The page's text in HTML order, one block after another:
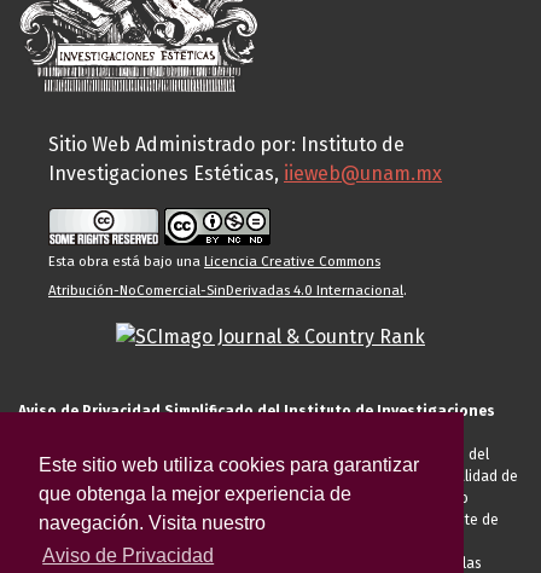
Este sitio web utiliza cookies para garantizar
que obtenga la mejor experiencia de
navegación. Visita nuestro
Aviso de Privacidad
Sitio Web Administrado por: Instituto de
Investigaciones Estéticas, iieweb@unam.mx
Esta obra está bajo una Licencia Creative Commons
Atribución-NoComercial-SinDerivadas 4.0 Internacional.
Aviso de Privacidad Simplificado del Instituto de Investigaciones
El Instituto de Investigaciones Estéticas de la UNAM, es responsable del
tratamiento de sus datos personales para el registro de usted en calidad de
alumno, docente, personal de la entidad académica, conferencista o
invitado externo (nacional o extranjero), visitante, proveedor o cliente de
anteriormente descritas u otras aquellas exigidas legalmente o por las